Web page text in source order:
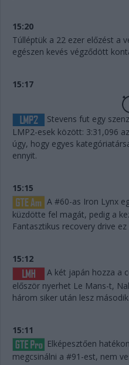
15:20
Túlléptük a 22 ezer előzést a
egészen kevés végződött
15:17
Stevens fut egy
LMP2-esek között: 3:31,096
úgy, hogy egyes
ennyit.
15:15
A #60-as Iron Lynx
küzdötte fel magát, pedig a
Fantasztikus recovery drive ez
15:12
A két japán hozza a
először nyerhet Le Mans-t,
három siker után lesz második.
15:11
Elképesztően
megcsinálni a #91-est, nem